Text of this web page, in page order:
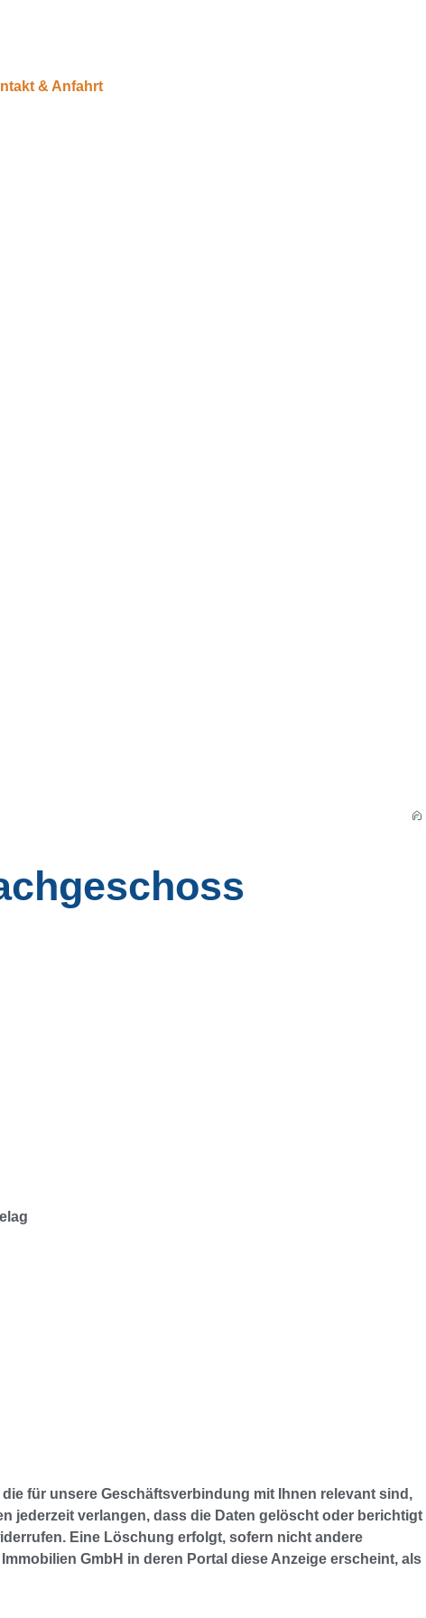
& Anfahrt
für unsere Geschäftsverbindung mit Ihnen relevant sind,
jederzeit verlangen, dass die Daten gelöscht oder berichtigt
Eine Löschung erfolgt, sofern nicht andere
GmbH in deren Portal diese Anzeige erscheint, als